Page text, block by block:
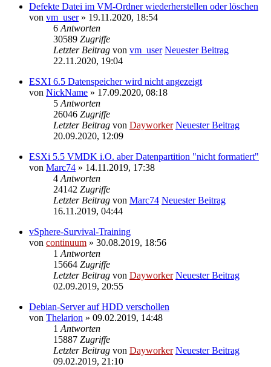
Defekte Datei im VM-Ordner wiederherstellen oder löschen
von vm_user» 19.11.2020, 18:54
6 Antworten
30589 Zugriffe
Letzter Beitrag von vm_user Neuester Beitrag
22.11.2020, 19:04
ESXI 6.5 Datenspeicher wird nicht angezeigt
von NickName » 17.09.2020, 08:18
5 Antworten
26046 Zugriffe
Letzter Beitrag von Dayworker Neuester Beitrag
20.09.2020, 12:09
ESXi 5.5 VMDK i.O. aber Datenpartition "nicht formatiert"
von Marc74 » 14.11.2019, 17:38
4 Antworten
24142 Zugriffe
Letzter Beitrag von Marc74 Neuester Beitrag
16.11.2019, 04:44
vSphere-Survival-Training
von continuum » 30.08.2019, 18:56
1 Antworten
15664 Zugriffe
Letzter Beitrag von Dayworker Neuester Beitrag
02.09.2019, 20:55
Debian-Server auf HDD verschollen
von Thelarion » 09.02.2019, 14:48
1 Antworten
15887 Zugriffe
Letzter Beitrag von Dayworker Neuester Beitrag
09.02.2019, 21:10